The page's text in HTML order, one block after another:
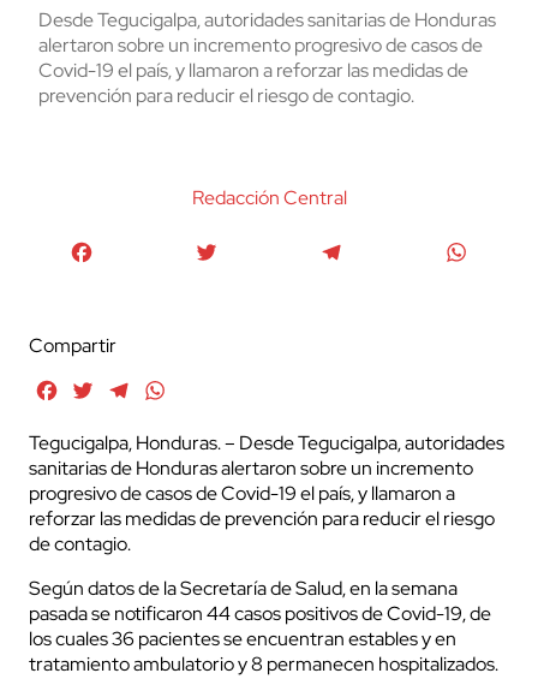
Desde Tegucigalpa, autoridades sanitarias de Honduras
alertaron sobre un incremento progresivo de casos de
Covid-19 el país, y llamaron a reforzar las medidas de
prevención para reducir el riesgo de contagio.
Redacción Central
Compartir
FacebookTwitterTelegram
Tegucigalpa, Honduras. – Desde Tegucigalpa, autoridades
sanitarias de Honduras alertaron sobre un incremento
progresivo de casos de Covid-19 el país, y llamaron a
reforzar las medidas de prevención para reducir el riesgo
de contagio.
Según datos de la Secretaría de Salud, en la semana
pasada se notificaron 44 casos positivos de Covid-19, de
los cuales 36 pacientes se encuentran estables y en
tratamiento ambulatorio y 8 permanecen hospitalizados.